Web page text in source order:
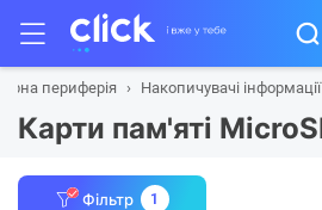
периферія Накопичувачі
Карти пам'яті
Фільтр 1